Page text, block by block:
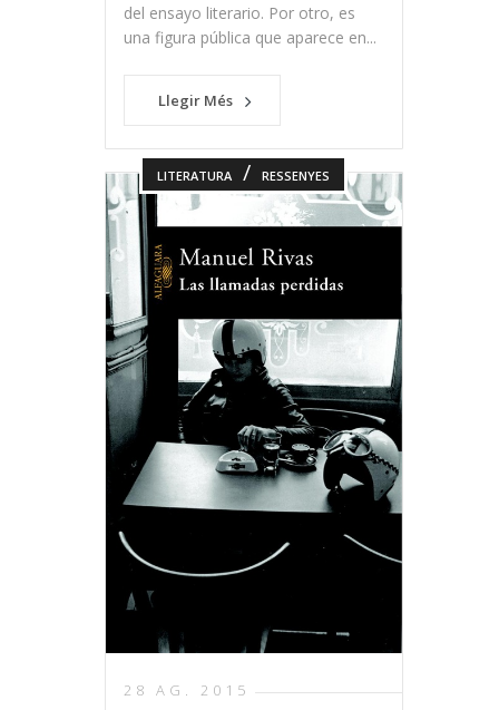
del ensayo literario. Por otro, es
una figura pública que aparece en...
Llegir Més
LITERATURA / RESSENYES
28 AG. 2015